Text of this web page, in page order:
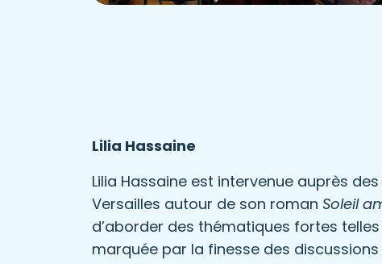
Lilia Hassaine
Lilia Hassaine est intervenue auprès
Versailles autour de son roman Soleil
d’aborder des thématiques fortes
marquée par la finesse des